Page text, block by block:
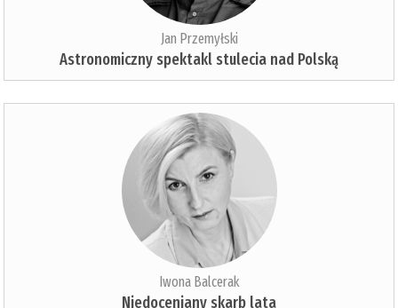
Jan Przemyłski
Astronomiczny spektakl stulecia nad Polską
Iwona Balcerak
Niedoceniany skarb lata